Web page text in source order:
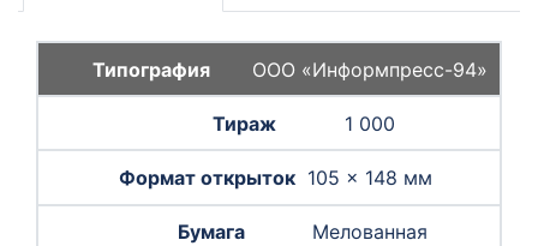
ООО «Информпресс-94»
1 000
105 × 148 мм
Мелованная